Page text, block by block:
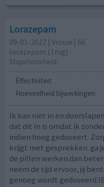
Lorazepam
09-01-2022 | Vrouw | 66
lorazepam (1mg)
Slapeloosheid
Effectiviteit
Hoeveelheid bijwerkingen
Ik kan niet in
dat dit m is omdat ik
indien hoog gedoseert.
krijgt met gesprekken. ga
de pillen
neem.de tijd ervoor, jij
genoeg wordt gedoseerd